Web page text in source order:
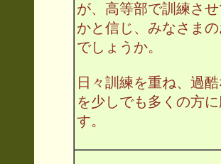
が、高等部で訓練さ
かと信じ、みなさま
でしょうか。
日々訓練を重ね、過
を少しでも多くの方
す。